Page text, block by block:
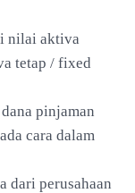
nilai aktiva
tetap / fixed
pinjaman
cara dalam
dari perusahaan